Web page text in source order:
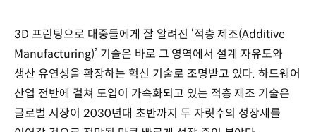
3D 프린팅으로 대중들에게 잘 알려진 ‘적층 제조(Additive
Manufacturing)’ 기술은 바로 그 영역에서 설계 자유도와
생산 유연성을 확장하는 혁신 기술로 조명받고 있다. 하드웨어
산업 전반에 걸쳐 도입이 가속화되고 있는 적층 제조 기술은
글로벌 시장이 2030년대 초반까지 두 자릿수의 성장세를